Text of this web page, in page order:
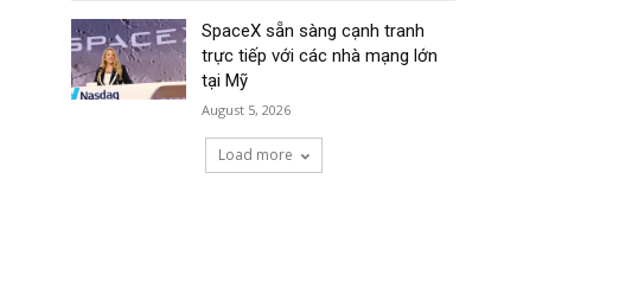
SpaceX sẵn sàng cạnh tranh
trực tiếp với các nhà mạng lớn
tại Mỹ
August 5, 2026
Load more